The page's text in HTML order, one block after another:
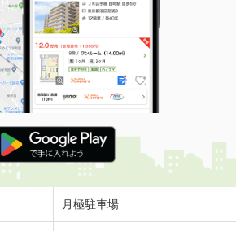
月極駐車場